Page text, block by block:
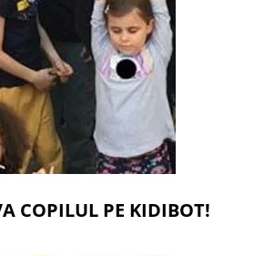
COPILUL PE KIDIBOT!